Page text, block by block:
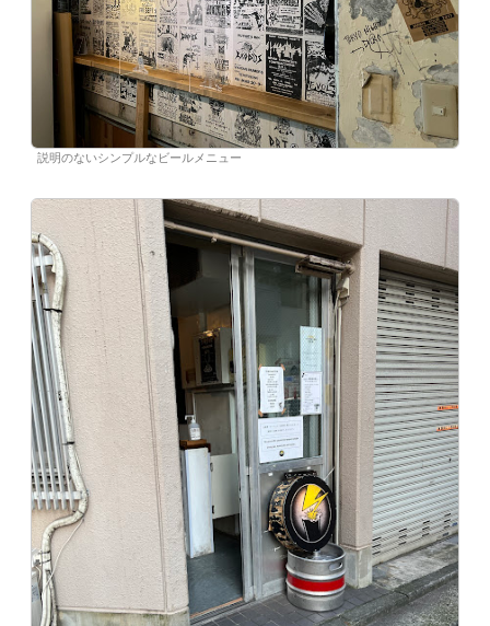
説明のないシンプルなビールメニュー